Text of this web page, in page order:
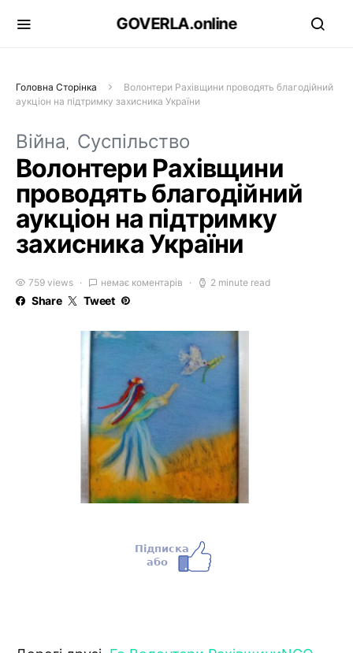
GOVERLA.online
Головна Сторінка
Волонтери Рахівщини проводять благодійний
аукціон на підтримку захисника України
Війна Суспільство
Волонтери Рахівщини
проводять благодійний
аукціон на підтримку
захисника України
759 views немає коментарів 2 minute read
Share Tweet